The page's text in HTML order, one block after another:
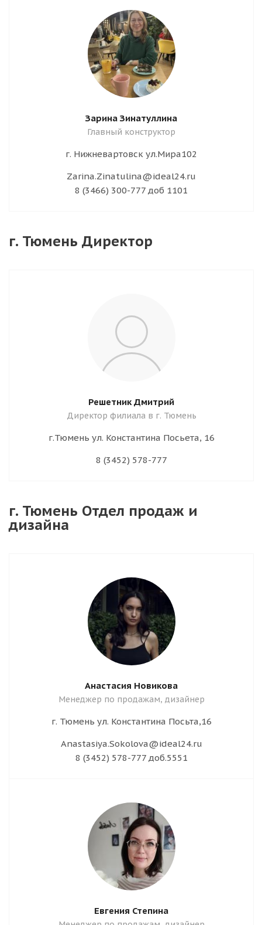
Зарина Зинатуллина
Главный конструктор
г. Нижневартовск ул.Мира102
Zarina.Zinatulina@ideal24.ru
8 (3466) 300-777 доб 1101
г. Тюмень Директор
Решетник Дмитрий
Директор филиала в г. Тюмень
г.Тюмень ул. Константина Посьета, 16
8 (3452) 578-777
г. Тюмень Отдел продаж и
дизайна
Анастасия Новикова
Менеджер по продажам, дизайнер
г. Тюмень ул. Константина Посьта,16
Anastasiya.Sokolova@ideal24.ru
8 (3452) 578-777 доб.5551
Евгения Степина